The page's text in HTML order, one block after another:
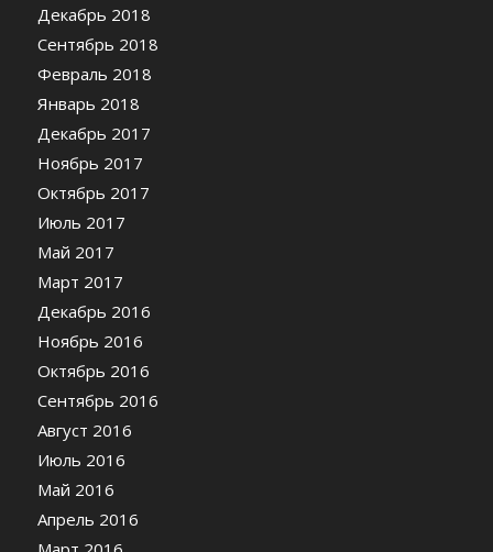
Декабрь 2018
Сентябрь 2018
Февраль 2018
Январь 2018
Декабрь 2017
Ноябрь 2017
Октябрь 2017
Июль 2017
Май 2017
Март 2017
Декабрь 2016
Ноябрь 2016
Октябрь 2016
Сентябрь 2016
Август 2016
Июль 2016
Май 2016
Апрель 2016